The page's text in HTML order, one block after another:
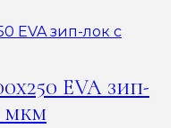
EVA зип-
мкм